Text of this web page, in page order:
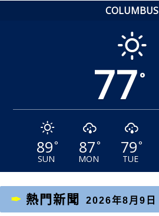
COLUMBUS
77°
89°
SUN
87°
MON
79°
TUE
熱門新聞 2026年8月9日